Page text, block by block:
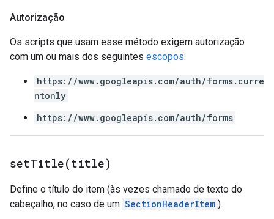
Autorização
Os scripts que usam esse método exigem autorização
com um ou mais dos seguintes escopos:
https://www.googleapis.com/auth/forms.curre
ntonly
https://www.googleapis.com/auth/forms
setTitle(title)
Define o título do item (às vezes chamado de texto do
cabeçalho, no caso de um SectionHeaderItem ).